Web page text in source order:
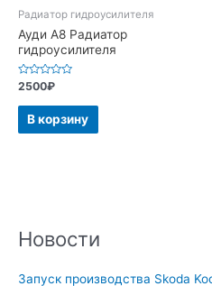
Новости
Запуск производства Skoda
Радиатор гидроусилителя
Ауди А8 Радиатор
гидроусилителя
Оценка
0
из
2500₽
В корзину